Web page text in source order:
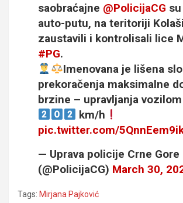
saobraćajne @PolicijaCG
auto-putu, na teritoriji
zaustavili i kontrolisali lice
#PG.
Imenovana je lišena
prekoračenja maksimalne
brzine – upravljanja
km/h
pic.twitter.com/
— Uprava policije Crne Gore
(@PolicijaCG) March 30,
Tags: Mirjana Pajković